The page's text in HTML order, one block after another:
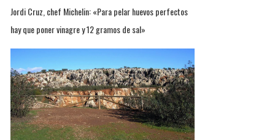
Jordi Cruz, chef Michelin: «Para pelar huevos perfectos
hay que poner vinagre y 12 gramos de sal»